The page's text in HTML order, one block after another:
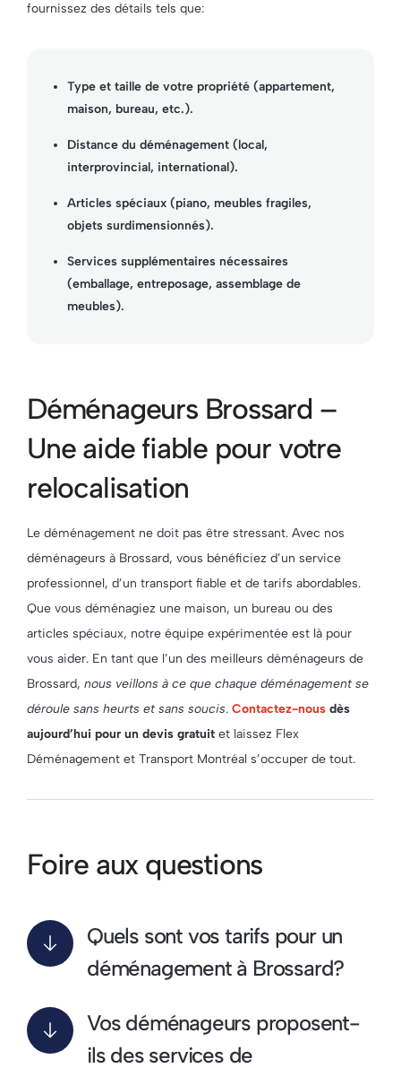
fournissez des détails tels que:
Type et taille de votre propriété (appartement,
maison, bureau, etc.).
Distance du déménagement (local,
interprovincial, international).
Articles spéciaux (piano, meubles fragiles,
objets surdimensionnés).
Services supplémentaires nécessaires
(emballage, entreposage, assemblage de
meubles).
Déménageurs Brossard –
Une aide fiable pour votre
relocalisation
Le déménagement ne doit pas être stressant. Avec nos
déménageurs à Brossard, vous bénéficiez d’un service
professionnel, d’un transport fiable et de tarifs abordables.
Que vous déménagiez une maison, un bureau ou des
articles spéciaux, notre équipe expérimentée est là pour
vous aider. En tant que l’un des meilleurs déménageurs de
Brossard, nous veillons à ce que chaque déménagement se
déroule sans heurts et sans soucis. Contactez-nous dès
aujourd’hui pour un devis gratuit et laissez Flex
Déménagement et Transport Montréal s’occuper de tout.
Foire aux questions
Quels sont vos tarifs pour un
déménagement à Brossard?
Vos déménageurs proposent-
ils des services de